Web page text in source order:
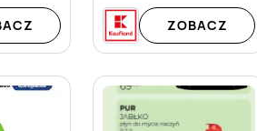
ZOBACZ